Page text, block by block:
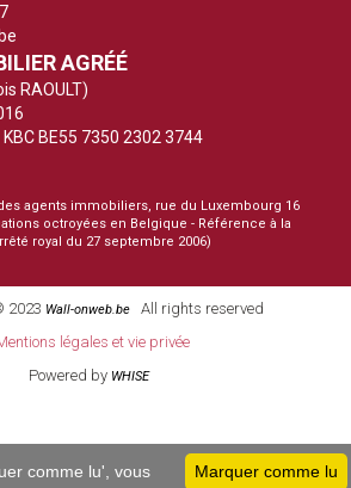
AGRÉÉ
RAOULT)
BE55 7350 2302 3744
agents immobiliers, rue du Luxembourg 16
octroyées en Belgique - Référence à la
royal du 27 septembre 2006)
2023 Wall-onweb.be All rights reserved
légales et vie privée
Powered by WHISE
Marquer comme lu
comme lu', vous